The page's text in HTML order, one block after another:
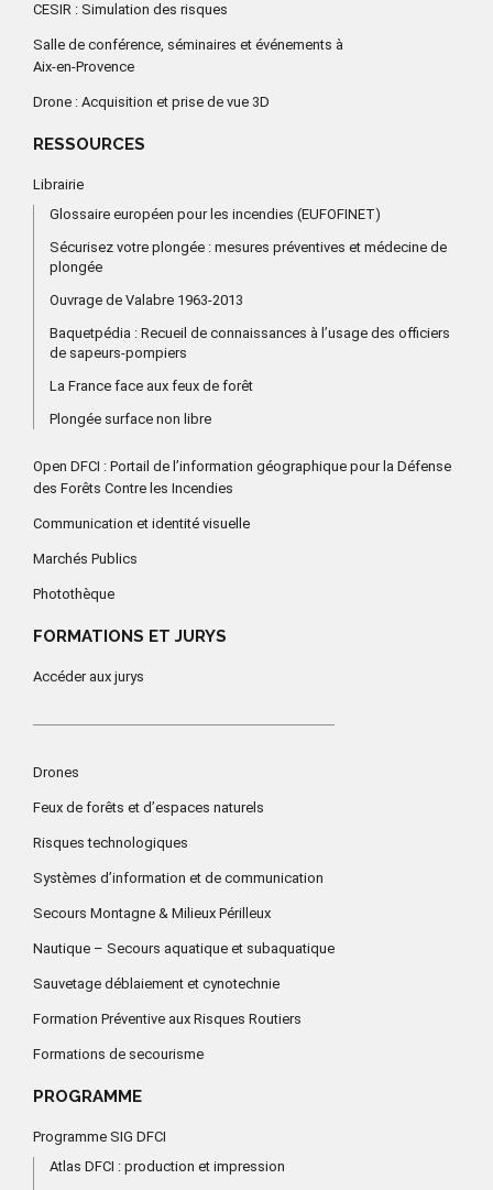
CESIR : Simulation des risques
Salle de conférence, séminaires et événements à
Aix-en-Provence
Drone : Acquisition et prise de vue 3D
RESSOURCES
Librairie
Glossaire européen pour les incendies (EUFOFINET)
Sécurisez votre plongée : mesures préventives et médecine de
plongée
Ouvrage de Valabre 1963-2013
Baquetpédia : Recueil de connaissances à l’usage des officiers
de sapeurs-pompiers
La France face aux feux de forêt
Plongée surface non libre
Open DFCI : Portail de l’information géographique pour la Défense
des Forêts Contre les Incendies
Communication et identité visuelle
Marchés Publics
Photothèque
FORMATIONS ET JURYS
Accéder aux jurys
Drones
Feux de forêts et d’espaces naturels
Risques technologiques
Systèmes d’information et de communication
Secours Montagne & Milieux Périlleux
Nautique – Secours aquatique et subaquatique
Sauvetage déblaiement et cynotechnie
Formation Préventive aux Risques Routiers
Formations de secourisme
PROGRAMME
Programme SIG DFCI
Atlas DFCI : production et impression